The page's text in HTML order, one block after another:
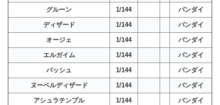
グルーン 1/144 バンダイ
ディザード 1/144 バンダイ
オージェ 1/144 バンダイ
エルガイム 1/144 バンダイ
バッシュ 1/144 バンダイ
ヌーベルディザード 1/144 バンダイ
アシュラテンプル 1/144 バンダイ